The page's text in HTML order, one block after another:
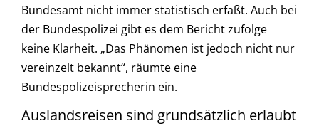
Bundesamt nicht immer statistisch erfaßt. Auch bei
der Bundespolizei gibt es dem Bericht zufolge
keine Klarheit. „Das Phänomen ist jedoch nicht nur
vereinzelt bekannt“, räumte eine
Bundespolizeisprecherin ein.
Auslandsreisen sind grundsätzlich erlaubt